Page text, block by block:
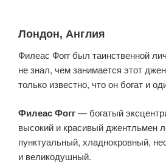
Лондон, Англия
Филеас Фогг был таинственной
не знал, чем занимается этот
только известно, что он богат и
Филеас Фогг— богатый
высокий и красивый джентльмен
пунктуальный, хладнокровный,
и великодушный.